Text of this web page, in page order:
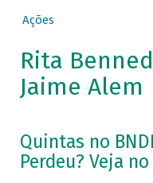
Ações
Rita
Jaime Alem
Quintas no
Perdeu? Veja